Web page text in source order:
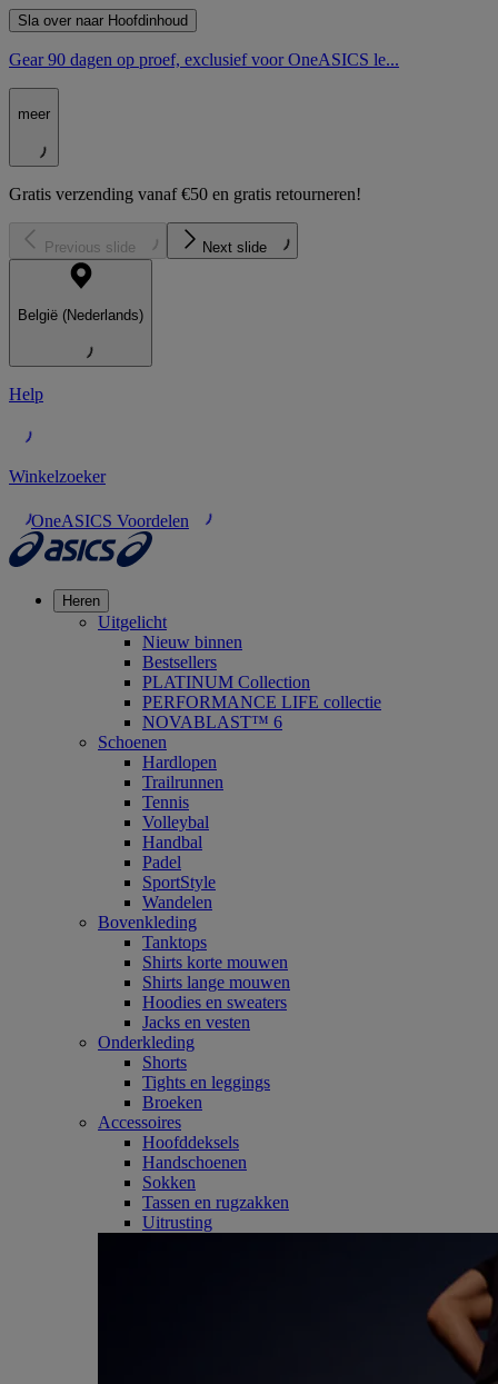
Sla over naar Hoofdinhoud
Gear 90 dagen op proef, exclusief voor OneASICS le...
meer
Gratis verzending vanaf €50 en gratis retourneren!
Previous slide Next slide
België (Nederlands)
Help
Winkelzoeker
OneASICS Voordelen
Heren
Uitgelicht
Nieuw binnen
Bestsellers
PLATINUM Collection
PERFORMANCE LIFE collectie
NOVABLAST™ 6
Schoenen
Hardlopen
Trailrunnen
Tennis
Volleybal
Handbal
Padel
SportStyle
Wandelen
Bovenkleding
Tanktops
Shirts korte mouwen
Shirts lange mouwen
Hoodies en sweaters
Jacks en vesten
Onderkleding
Shorts
Tights en leggings
Broeken
Accessoires
Hoofddeksels
Handschoenen
Sokken
Tassen en rugzakken
Uitrusting